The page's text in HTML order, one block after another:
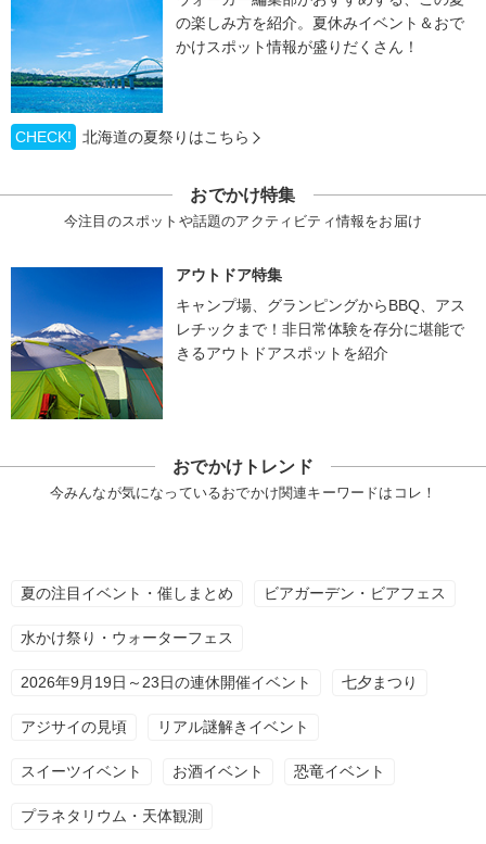
の楽しみ方を紹介。夏休みイベント＆おで
かけスポット情報が盛りだくさん！
CHECK! 北海道の夏祭りはこちら
おでかけ特集
今注目のスポットや話題のアクティビティ情報をお届け
アウトドア特集
キャンプ場、グランピングからBBQ、アス
レチックまで！非日常体験を存分に堪能で
きるアウトドアスポットを紹介
おでかけトレンド
今みんなが気になっているおでかけ関連キーワードはコレ！
夏の注目イベント・催しまとめ ビアガーデン・ビアフェス
水かけ祭り・ウォーターフェス
2026年9月19日～23日の連休開催イベント 七夕まつり
アジサイの見頃 リアル謎解きイベント
スイーツイベント お酒イベント 恐竜イベント
プラネタリウム・天体観測